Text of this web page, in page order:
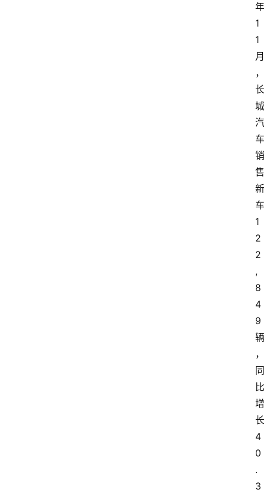
年
1
1
月
，
长
城
汽
车
销
售
新
车
1
2
2
,
8
4
9
辆
，
同
比
增
长
4
0
.
3